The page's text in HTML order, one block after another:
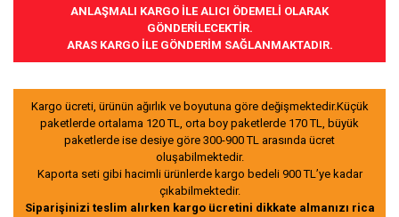
ANLAŞMALI KARGO İLE ALICI ÖDEMELİ OLARAK
GÖNDERİLECEKTİR.
ARAS KARGO İLE GÖNDERİM SAĞLANMAKTADIR.
Kargo ücreti, ürünün ağırlık ve boyutuna göre değişmektedir.Küçük
paketlerde ortalama 120 TL, orta boy paketlerde 170 TL, büyük
paketlerde ise desiye göre 300-900 TL arasında ücret
oluşabilmektedir.
Kaporta seti gibi hacimli ürünlerde kargo bedeli 900 TL’ye kadar
çıkabilmektedir.
Siparişinizi teslim alırken kargo ücretini dikkate almanızı rica